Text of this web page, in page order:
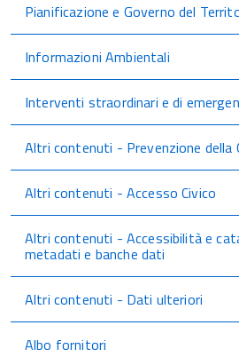
Pianificazione e Governo del
Informazioni Ambientali
Interventi straordinari e di
Altri contenuti - Prevenzione della
Altri contenuti - Accesso Civico
Altri contenuti - Accessibilità e
metadati e banche dati
Altri contenuti - Dati ulteriori
Albo fornitori